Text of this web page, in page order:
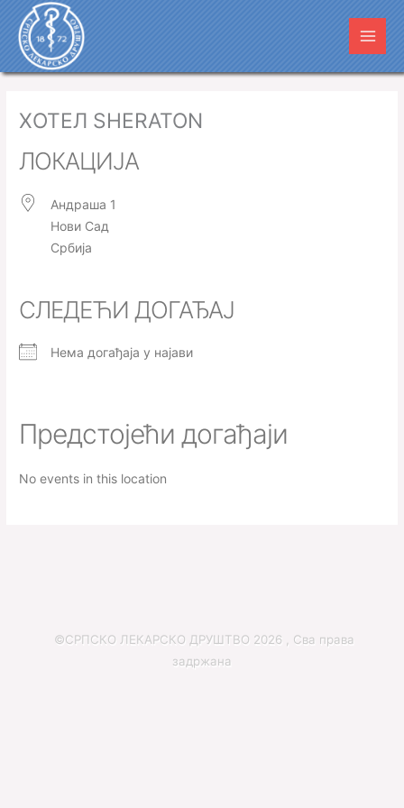
Пређи
садржај
Main
ХОТЕЛ SHERATON
ЛОКАЦИЈА
Андраша 1
Нови Сад
Србија
СЛЕДЕЋИ ДОГАЂАЈ
Нема догађаја у најави
Предстојећи догађаји
No events in this location
©СРПСКО ЛЕКАРСКО ДРУШТВО 2026 , Сва права
задржана